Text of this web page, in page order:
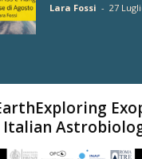
Lara Fossi - 27